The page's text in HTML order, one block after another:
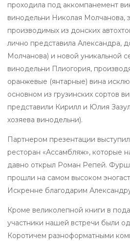
проходила под аккомпанемент
винодельни Николая Молчанова,
производимых из донских
лично представила Александра,
Молчанова) и новой уникальной
винодельни Плиогория,
оранжевые (янтарные) вина
основном из грузинских сортов
представили Кирилл и Юлия
хозяева винодельни).
Партнером презентации
ресторан «Ассамбляж», которые
давно открыл Роман Репей.
прошли на самом высоком
Искренне благодарим
Кроме великолепной книги в
участники нашей встречи были
Коротичем разноформатными